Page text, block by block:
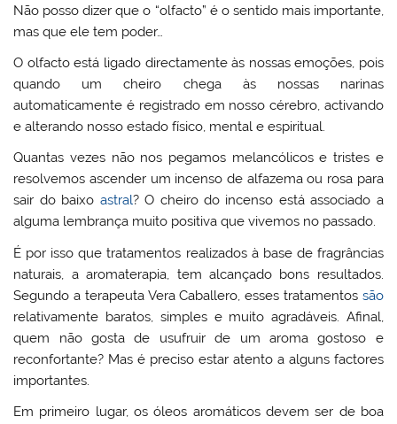
Não posso dizer que o “olfacto” é o sentido mais importante,
mas que ele tem poder…
O olfacto está ligado directamente às nossas emoções, pois
quando um cheiro chega às nossas narinas
automaticamente é registrado em nosso cérebro, activando
e alterando nosso estado físico, mental e espiritual.
Quantas vezes não nos pegamos melancólicos e tristes e
resolvemos ascender um incenso de alfazema ou rosa para
sair do baixo astral? O cheiro do incenso está associado a
alguma lembrança muito positiva que vivemos no passado.
É por isso que tratamentos realizados à base de fragrâncias
naturais, a aromaterapia, tem alcançado bons resultados.
Segundo a terapeuta Vera Caballero, esses tratamentos são
relativamente baratos, simples e muito agradáveis. Afinal,
quem não gosta de usufruir de um aroma gostoso e
reconfortante? Mas é preciso estar atento a alguns factores
importantes.
Em primeiro lugar, os óleos aromáticos devem ser de boa